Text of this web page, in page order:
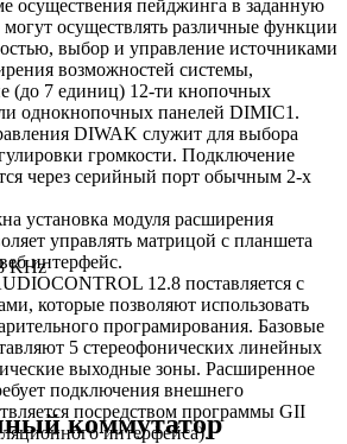
осуществения пейджинга в заданную
осуществлять различные функции
выбор и управление источниками
возможностей системы,
(до 7 единиц) 12-ти кнопочных
однокнопочных панелей DIMIC1.
DIWAK служит для выбора
громкости. Подключение
через серийный порт обычным 2-х
установка модуля расширения
управлять матрицой с планшета
интерфейс.
12.8 поставляется с
которые позволяют использовать
програмирования. Базовые
5 стереофонических линейных
выходные зоны. Расширенное
подключения внешнего
посредством программы GII
интерфейса).
KHz
коммутатор